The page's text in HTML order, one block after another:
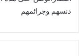
دنسهم وجرائمهم